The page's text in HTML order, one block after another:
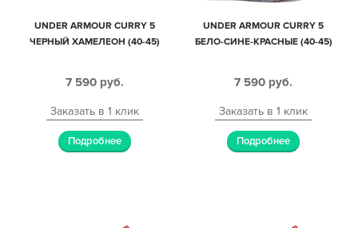
UNDER ARMOUR CURRY 5
ЧЕРНЫЙ ХАМЕЛЕОН (40-45)
7 590 руб.
Заказать в 1 клик
Подробнее
UNDER ARMOUR CURRY 5
БЕЛО-СИНЕ-КРАСНЫЕ (40-45)
7 590 руб.
Заказать в 1 клик
Подробнее